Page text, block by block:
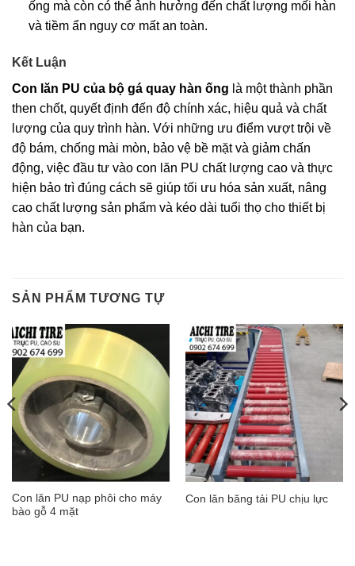
ống mà còn có thể ảnh hưởng đến chất lượng mối hàn
và tiềm ẩn nguy cơ mất an toàn.
Kết Luận
Con lăn PU của bộ gá quay hàn ống là một thành phần
then chốt, quyết định đến độ chính xác, hiệu quả và chất
lượng của quy trình hàn. Với những ưu điểm vượt trội về
độ bám, chống mài mòn, bảo vệ bề mặt và giảm chấn
động, việc đầu tư vào con lăn PU chất lượng cao và thực
hiện bảo trì đúng cách sẽ giúp tối ưu hóa sản xuất, nâng
cao chất lượng sản phẩm và kéo dài tuổi thọ cho thiết bị
hàn của bạn.
SẢN PHẨM TƯƠNG TỰ
Con lăn PU nạp phôi cho máy
bào gỗ 4 mặt
Con lăn băng tải PU chịu lực